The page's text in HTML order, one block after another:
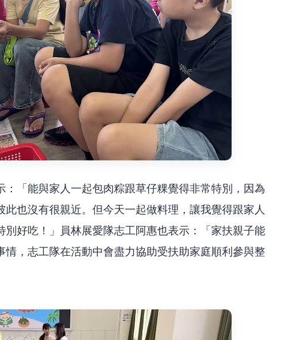
「能與家人一起包肉粽跟草仔粿覺得非常特別，因為
也沒有很親近。但今天一起做料理，讓我覺得跟家人
別好吃！」員林展愛隊志工阿惠也表示：「家扶親子能
，志工隊在活動中會盡力協助受扶助家庭順利參與整